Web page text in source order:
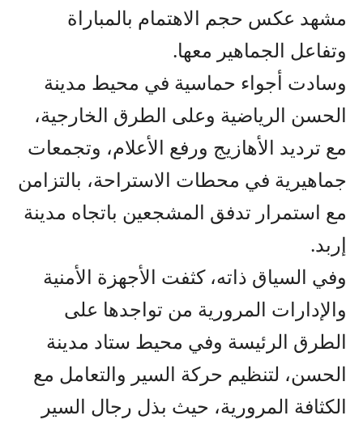
مشهد عكس حجم الاهتمام بالمباراة
وتفاعل الجماهير معها.
وسادت أجواء حماسية في محيط مدينة
الحسن الرياضية وعلى الطرق الخارجية،
مع ترديد الأهازيج ورفع الأعلام، وتجمعات
جماهيرية في محطات الاستراحة، بالتزامن
مع استمرار تدفق المشجعين باتجاه مدينة
إربد.
وفي السياق ذاته، كثفت الأجهزة الأمنية
والإدارات المرورية من تواجدها على
الطرق الرئيسة وفي محيط ستاد مدينة
الحسن، لتنظيم حركة السير والتعامل مع
الكثافة المرورية، حيث بذل رجال السير